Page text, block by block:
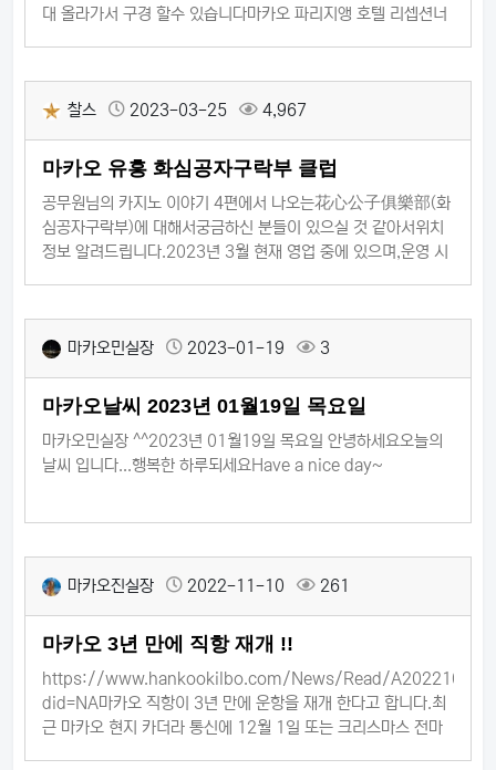
대 올라가서 구경 할수 있습니다마카오 파리지앵 호텔 리셉션너
찰스 2023-03-25 4,967
마카오 유흥 화심공자구락부 클럽
공무원님의 카지노 이야기 4편에서 나오는花心公子俱樂部(화
심공자구락부)에 대해서궁금하신 분들이 있으실 것 같아서위치
정보 알려드립니다.​2023년 3월 현재 영업 중에 있으며,운영 시
입장료 490불 있습니다.​▶ 공무원님의 화심공자 후기 보러 가기
{지도:1^|^1-5 Estr. do Eng. Trigo, Macao
^|^^|^(22.1959712, 113.5486421)}​위치 : 기아호텔
(Hotel Guia Ma
마카오민실장 2023-01-19 3
마카오날씨 2023년 01월19일 목요일
마카오민실장 ^^2023년 01월19일 목요일 안녕하세요오늘의
날씨 입니다...행복한 하루되세요Have a nice day~
마카오진실장 2022-11-10 261
마카오 3년 만에 직항 재개 !!
https://www.hankookilbo.com/News/Read/
did=NA마카오 직항이 3년 만에 운항을 재개 한다고 합니다.최
근 마카오 현지 카더라 통신에 12월 1일 또는 크리스마스 전마